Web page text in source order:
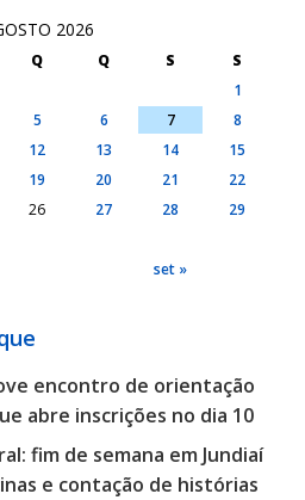
2026
Q Q S
S
1
5 6 7
8
12 13 14
15
19 20 21
22
26 27 28
29
set »
encontro de orientação
abre inscrições no dia 10
fim de semana em Jundiaí
e contação de histórias